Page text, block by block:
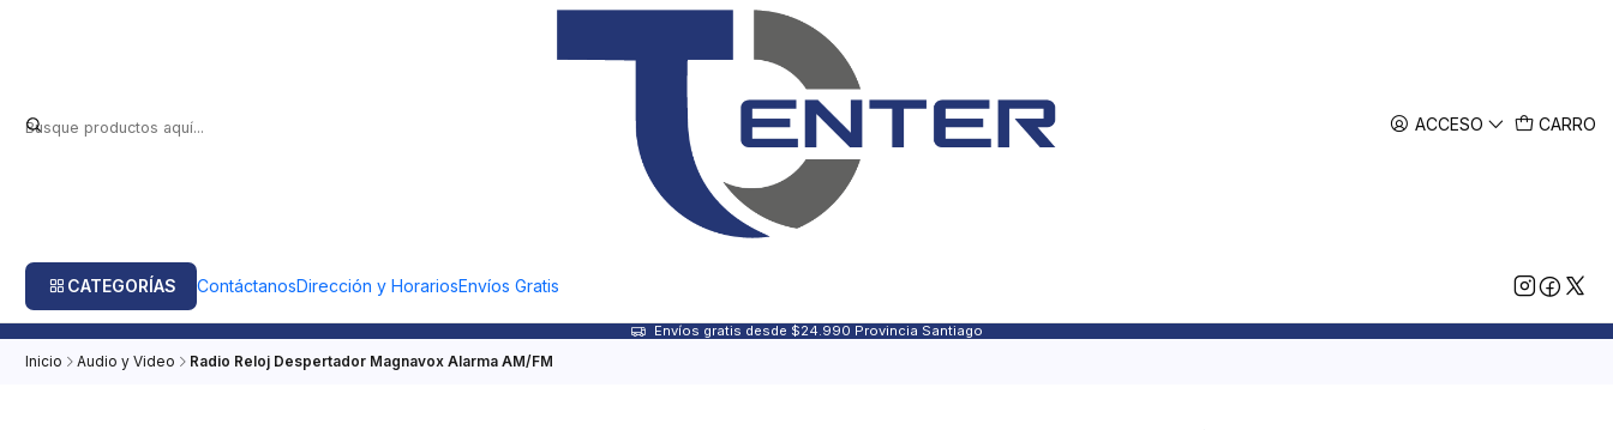
ACCESO CARRO
CATEGORÍAS ContáctanosDirección y HorariosEnvíos Gratis
Envíos gratis desde $24.990 Provincia Santiago
Inicio Audio y Video Radio Reloj Despertador Magnavox Alarma AM/FM